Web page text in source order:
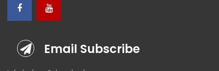
Email Subscribe